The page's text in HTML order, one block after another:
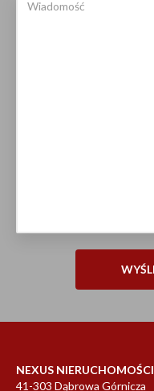
NEXUS NIERUCHOMOŚCI
41-303 Dąbrowa Górnicza